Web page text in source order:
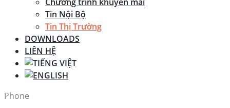
Tin Nội Bộ
Tin Thị Trường
DOWNLOADS
LIÊN HỆ
Phone